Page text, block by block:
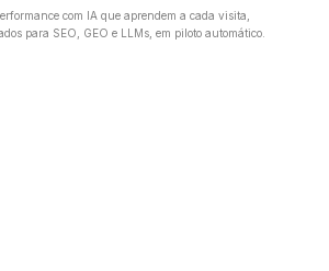
com IA que aprendem a cada visita,
para SEO, GEO e LLMs, em piloto automático.